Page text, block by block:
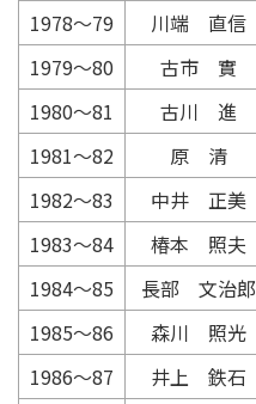
1978〜79
川端 直信
1979〜80
古市 實
1980〜81
古川 進
1981〜82
原 清
1982〜83
中井 正美
1983〜84
椿本 照夫
1984〜85
長部 文治郎
1985〜86
森川 照光
1986〜87
井上 鉄石